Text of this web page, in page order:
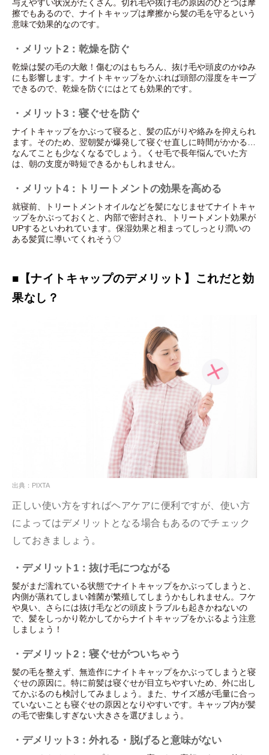
与えやすい状況がたくさん。切れ毛や抜け毛の原因のひとつは摩
擦でもあるので、ナイトキャップは摩擦から髪の毛を守るという
意味で効果的なのです。
・メリット2：乾燥を防ぐ
乾燥は髪の毛の大敵！傷むのはもちろん、抜け毛や頭皮のかゆみ
にも影響します。ナイトキャップをかぶれば頭部の湿度をキープ
できるので、乾燥を防ぐにはとても効果的です。
・メリット3：寝ぐせを防ぐ
ナイトキャップをかぶって寝ると、髪の広がりや絡みを抑えられ
ます。そのため、翌朝髪が爆発して寝ぐせ直しに時間がかかる…
なんてことも少なくなるでしょう。くせ毛で長年悩んでいた方
は、朝の支度が時短できるかもしれません。
・メリット4：トリートメントの効果を高める
就寝前、トリートメントオイルなどを髪になじませてナイトキャ
ップをかぶっておくと、内部で密封され、トリートメント効果が
UPするといわれています。保湿効果と相まってしっとり潤いの
ある髪質に導いてくれそう♡
■【ナイトキャップのデメリット】これだと効
果なし？
出典：PIXTA
正しい使い方をすればヘアケアに便利ですが、使い方
によってはデメリットとなる場合もあるのでチェック
しておきましょう。
・デメリット1：抜け毛につながる
髪がまだ濡れている状態でナイトキャップをかぶってしまうと、
内側が蒸れてしまい雑菌が繁殖してしまうかもしれません。フケ
や臭い、さらには抜け毛などの頭皮トラブルも起きかねないの
で、髪をしっかり乾かしてからナイトキャップをかぶるよう注意
しましょう！
・デメリット2：寝ぐせがついちゃう
髪の毛を整えず、無造作にナイトキャップをかぶってしまうと寝
ぐせの原因に。特に前髪は寝ぐせが目立ちやすいため、外に出し
てかぶるのも検討してみましょう。また、サイズ感が毛量に合っ
ていないことも寝ぐせの原因となりやすいです。キャップ内が髪
の毛で密集しすぎない大きさを選びましょう。
・デメリット3：外れる・脱げると意味がない